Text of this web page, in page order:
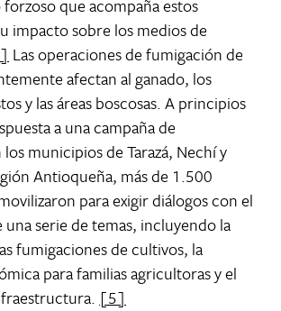
que acompaña estos
impacto sobre los medios de
Las operaciones de fumigación de
afectan al ganado, los
y las áreas boscosas. A principios
a una campaña de
municipios de Tarazá, Nechí y
Antioqueña, más de 1.500
para exigir diálogos con el
serie de temas, incluyendo la
fumigaciones de cultivos, la
para familias agricultoras y el
[5]